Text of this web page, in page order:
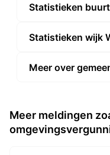
Statistieken
Statistieken wijk
Meer over
Meer meldingen